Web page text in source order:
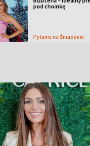
pod choinkę
Pytanie na Śniadanie